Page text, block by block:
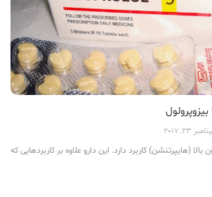
23, 2017
(هایپرتنشن) کاربرد دارد. این دارو علاوه بر کاربردهایی که